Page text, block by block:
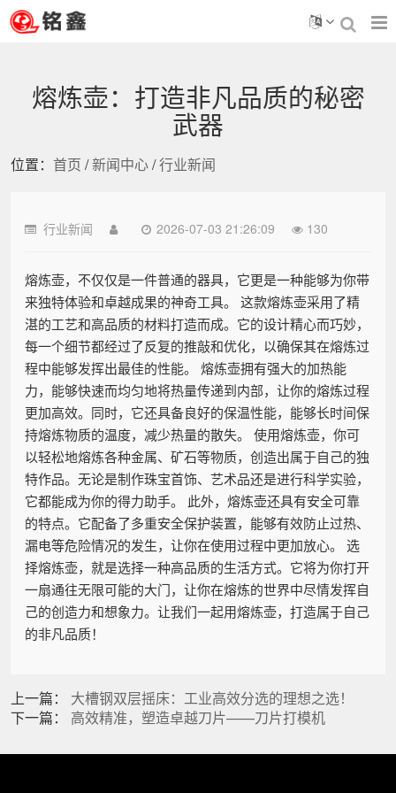
熔炼壶：打造非凡品质的秘密
武器
位置： 首页 /新闻中心/行业新闻
行业新闻 2026-07-03 21:26:09 130
熔炼壶，不仅仅是一件普通的器具，它更是一种能够为你带
来独特体验和卓越成果的神奇工具。 这款熔炼壶采用了精
湛的工艺和高品质的材料打造而成。它的设计精心而巧妙，
每一个细节都经过了反复的推敲和优化，以确保其在熔炼过
程中能够发挥出最佳的性能。 熔炼壶拥有强大的加热能
力，能够快速而均匀地将热量传递到内部，让你的熔炼过程
更加高效。同时，它还具备良好的保温性能，能够长时间保
持熔炼物质的温度，减少热量的散失。 使用熔炼壶，你可
以轻松地熔炼各种金属、矿石等物质，创造出属于自己的独
特作品。无论是制作珠宝首饰、艺术品还是进行科学实验，
它都能成为你的得力助手。 此外，熔炼壶还具有安全可靠
的特点。它配备了多重安全保护装置，能够有效防止过热、
漏电等危险情况的发生，让你在使用过程中更加放心。 选
择熔炼壶，就是选择一种高品质的生活方式。它将为你打开
一扇通往无限可能的大门，让你在熔炼的世界中尽情发挥自
己的创造力和想象力。让我们一起用熔炼壶，打造属于自己
的非凡品质！
上一篇： 大槽钢双层摇床：工业高效分选的理想之选！
下一篇： 高效精准，塑造卓越刀片——刀片打模机